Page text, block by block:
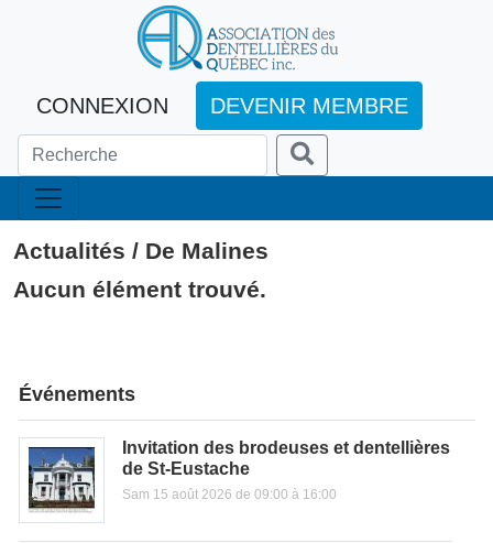
CONNEXION DEVENIR MEMBRE
Actualités / De Malines
Aucun élément trouvé.
Événements
Invitation des brodeuses et dentellières
de St-Eustache
Sam 15 août 2026 de 09:00 à 16:00